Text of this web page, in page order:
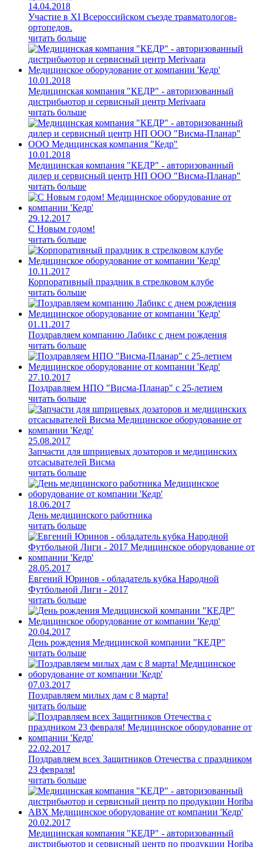
14.04.2018
Участие в XI Всероссийском съезде травматологов-
ортопедов.
читать больше
10.01.2018
Медицинская компания "КЕДР" - авторизованный
дистрибьютор и сервисный центр Merivaara
читать больше
10.01.2018
Медицинская компания "КЕДР" - авторизованный
дилер и сервисный центр НП ООО "Висма-Планар"
читать больше
29.12.2017
С Новым годом!
читать больше
10.11.2017
Корпоративный праздник в стрелковом клубе
читать больше
01.11.2017
Поздравляем компанию Лабикс с днем рождения
читать больше
27.10.2017
Поздравляем НПО "Висма-Планар" с 25-летием
читать больше
25.08.2017
Запчасти для шприцевых дозаторов и медицинских
отсасывателей Висма
читать больше
18.06.2017
День медицинского работника
читать больше
28.05.2017
Евгений Юринов - обладатель кубка Народной
Футбольной Лиги - 2017
читать больше
20.04.2017
День рождения Медицинской компании "КЕДР"
читать больше
07.03.2017
Поздравляем милых дам с 8 марта!
читать больше
22.02.2017
Поздравляем всех Защитников Отечества с праздником
23 февраля!
читать больше
20.02.2017
Медицинская компания "КЕДР" - авторизованный
дистрибьютор и сервисный центр по продукции Horiba